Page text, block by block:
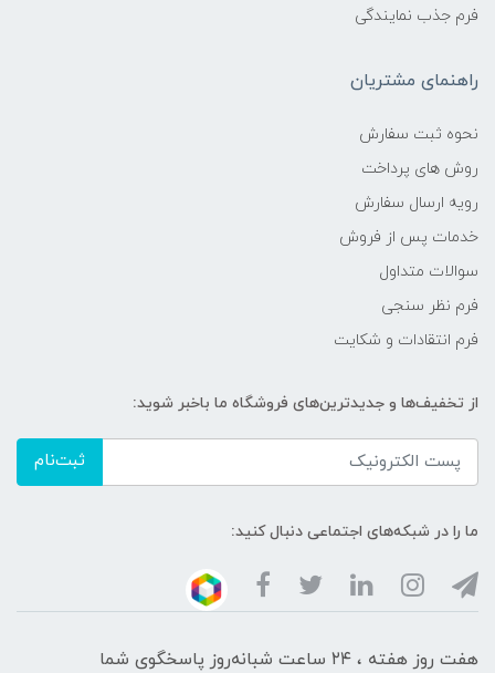
فرم جذب نمایندگی
راهنمای مشتریان
نحوه ثبت سفارش
روش های پرداخت
رویه ارسال سفارش
خدمات پس از فروش
سوالات متداول
فرم نظر سنجی
فرم انتقادات و شکایت
از تخفیف‌ها و جدیدترین‌های فروشگاه ما باخبر شوید:
ثبت‌نام
ما را در شبکه‌های اجتماعی دنبال کنید:
هفت روز هفته ، ۲۴ ساعت شبانه‌روز پاسخگوی شما